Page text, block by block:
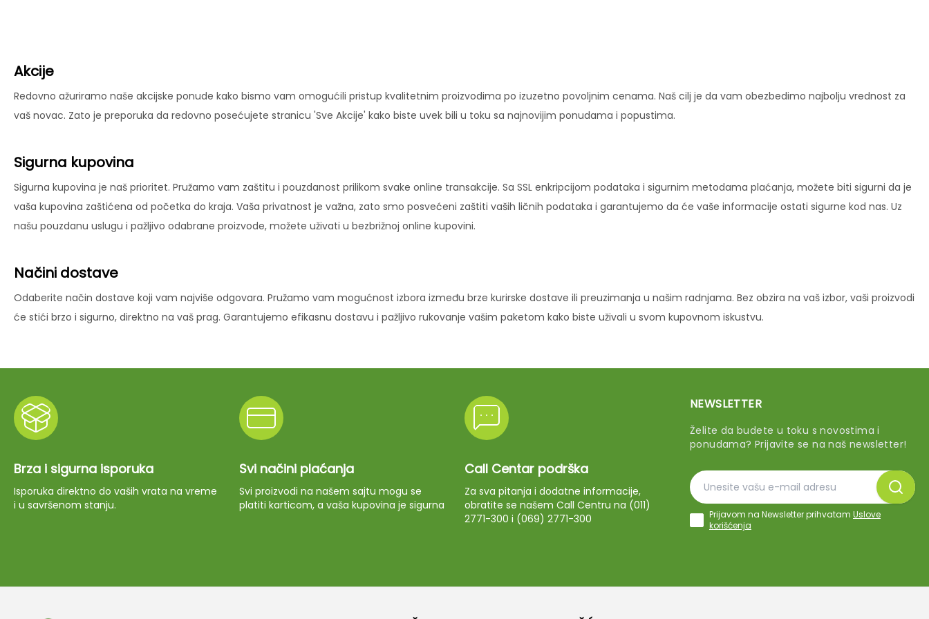
Akcije
Redovno ažuriramo naše akcijske ponude kako bismo vam omogućili pristup kvalitetnim proizvodima po izuzetno povoljnim cenama. Naš cilj je da vam obezbedimo najbolju vrednost za
vaš novac. Zato je preporuka da redovno posećujete stranicu 'Sve Akcije' kako biste uvek bili u toku sa najnovijim ponudama i popustima.
Sigurna kupovina
Sigurna kupovina je naš prioritet. Pružamo vam zaštitu i pouzdanost prilikom svake online transakcije. Sa SSL enkripcijom podataka i sigurnim metodama plaćanja, možete biti sigurni da je
vaša kupovina zaštićena od početka do kraja. Vaša privatnost je važna, zato smo posvećeni zaštiti vaših ličnih podataka i garantujemo da će vaše informacije ostati sigurne kod nas. Uz
našu pouzdanu uslugu i pažljivo odabrane proizvode, možete uživati u bezbrižnoj online kupovini.
Načini dostave
Odaberite način dostave koji vam najviše odgovara. Pružamo vam mogućnost izbora između brze kurirske dostave ili preuzimanja u našim radnjama. Bez obzira na vaš izbor, vaši proizvodi
će stići brzo i sigurno, direktno na vaš prag. Garantujemo efikasnu dostavu i pažljivo rukovanje vašim paketom kako biste uživali u svom kupovnom iskustvu.
Brza i sigurna isporuka
Isporuka direktno do vaših vrata na vreme
i u savršenom stanju.
Svi načini plaćanja
Svi proizvodi na našem sajtu mogu se
platiti karticom, a vaša kupovina je sigurna
Call Centar podrška
Za sva pitanja i dodatne informacije,
obratite se našem Call Centru na (011)
2771-300 i (069) 2771-300
NEWSLETTER
Želite da budete u toku s novostima i
ponudama? Prijavite se na naš newsletter!
Prijavom na Newsletter prihvatam Uslove
korišćenja